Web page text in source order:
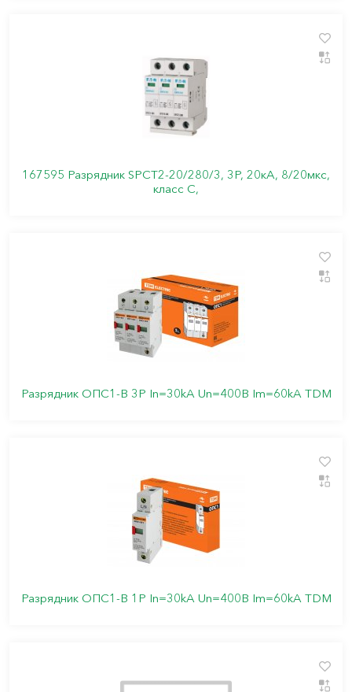
167595 Разрядник SPCT2-20/280/3, 3P, 20кА, 8/20мкс,
класс С,
Разрядник ОПС1-B 3Р In=30kA Un=400B Im=60kA TDM
Разрядник ОПС1-В 1Р In=30kA Un=400B Im=60kA TDM